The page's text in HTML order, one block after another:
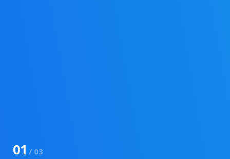
01 / 03
02 / 03
03 / 03